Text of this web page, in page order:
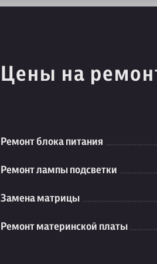
Цены на
Ремонт блока питания
Ремонт лампы подсветки
Замена матрицы
Ремонт материнской платы